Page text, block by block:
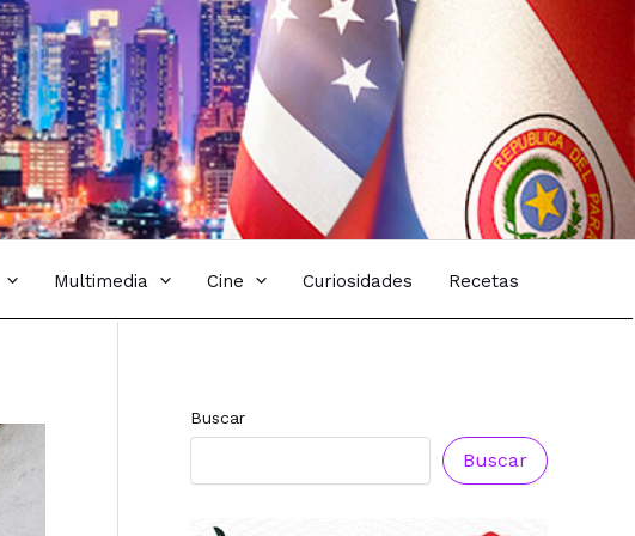
Multimedia Cine Curiosidades Recetas
Buscar
Buscar